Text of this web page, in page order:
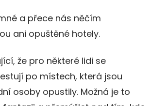
a přece nás něčím
ani opuštěné hotely.
že pro některé lidi se
po místech, která jsou
osoby opustily. Možná je to